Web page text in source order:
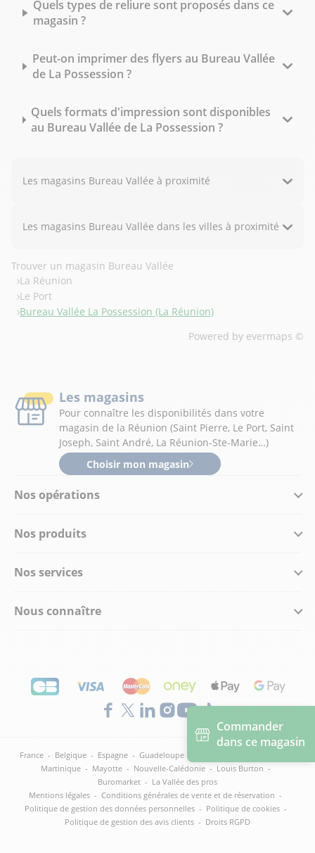
Commander
dans ce magasin
Quels types de reliure sont proposés dans ce
magasin ?
Peut-on imprimer des flyers au Bureau Vallée
de La Possession ?
Quels formats d'impression sont disponibles
au Bureau Vallée de La Possession ?
Les magasins Bureau Vallée à proximité
Les magasins Bureau Vallée dans les villes à proximité
Trouver un magasin Bureau Vallée
La Réunion
Le Port
Bureau Vallée La Possession (La Réunion)
Powered by evermaps ©
Nos opérations
Nos produits
Nos services
Nous connaître
Les magasins
Pour connaître les disponibilités dans votre
magasin de la Réunion (Saint Pierre, Le Port, Saint
Joseph, Saint André, La Réunion-Ste-Marie…)
Choisir mon magasin
France - Belgique - Espagne - Guadeloupe
Martinique - Mayotte - Nouvelle-Calédonie - Louis Burton -
Buromarket - La Vallée des pros
Mentions légales - Conditions générales de vente et de réservation -
Politique de gestion des données personnelles - Politique de cookies -
Politique de gestion des avis clients - Droits RGPD